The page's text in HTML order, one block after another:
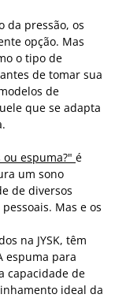
da pressão, os
opção. Mas
o tipo de
de tomar sua
de
que se adapta
espuma?" é
um sono
de diversos
Mas e os
na JYSK, têm
espuma para
capacidade de
ideal da